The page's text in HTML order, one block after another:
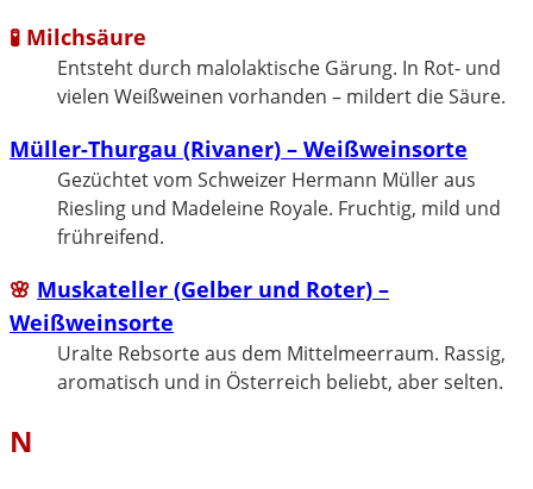
🧪 Milchsäure
Entsteht durch malolaktische Gärung. In Rot- und
vielen Weißweinen vorhanden – mildert die Säure.
Müller-Thurgau (Rivaner) – Weißweinsorte
Gezüchtet vom Schweizer Hermann Müller aus
Riesling und Madeleine Royale. Fruchtig, mild und
frühreifend.
🌸 Muskateller (Gelber und Roter) –
Weißweinsorte
Uralte Rebsorte aus dem Mittelmeerraum. Rassig,
aromatisch und in Österreich beliebt, aber selten.
N